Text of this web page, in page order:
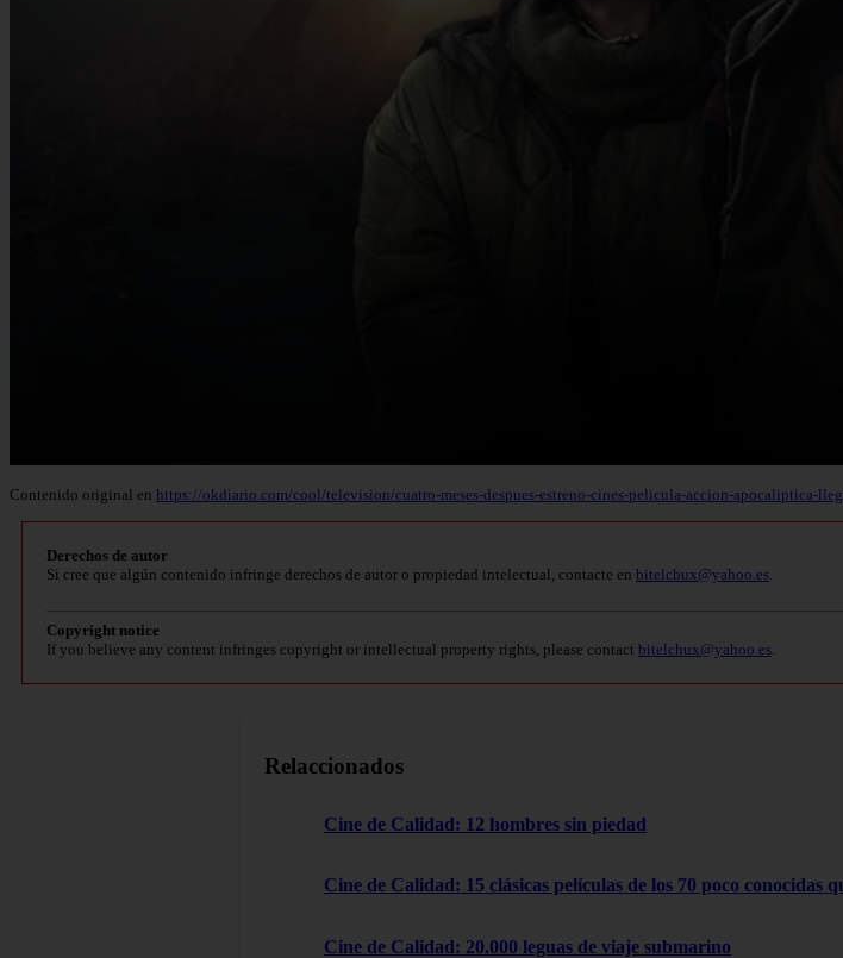
Contenido original en https://okdiario.com/cool/television/cuatro-meses-despues-estreno-cines-pelicula-accion-apocaliptica-
Derechos de autor
Si cree que algún contenido infringe derechos de autor o propiedad intelectual, contacte en bitelchux@yahoo.es
Copyright notice
If you believe any content infringes copyright or intellectual property rights, please contact bitelchux@yahoo.es
Relaccionados
Cine de Calidad: 12 hombres sin piedad
Cine de Calidad: 15 clásicas películas de los 70 poco conocidas
Cine de Calidad: 20.000 leguas de viaje submarino